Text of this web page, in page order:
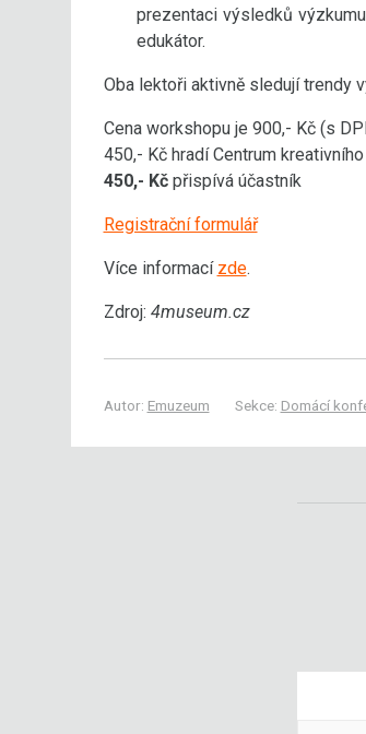
prezentaci výsledků
edukátor.
Oba lektoři aktivně sledují trendy
Cena workshopu je 900,- Kč (s
450,- Kč hradí Centrum
450,- Kčpřispívá účastník
Registrační formulář
Více informací zde.
Zdroj: 4museum.cz
Autor: Emuzeum Sekce: Domácí